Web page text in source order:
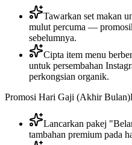
Tawarkan set makan
mulut percuma —
sebelumnya.
Cipta item menu
untuk persembahan
perkongsian organik.
Promosi Hari Gaji (Akhir Bulan)
Lancarkan pakej
tambahan premium pada